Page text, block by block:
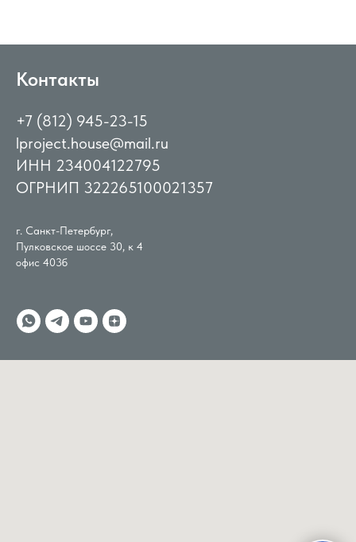
Контакты
+7 (812) 945-23-15
lproject.house@mail.ru
ИНН 234004122795
ОГРНИП 322265100021357
г. Санкт-Петербург,
Пулковское шоссе 30, к 4
офис 403б